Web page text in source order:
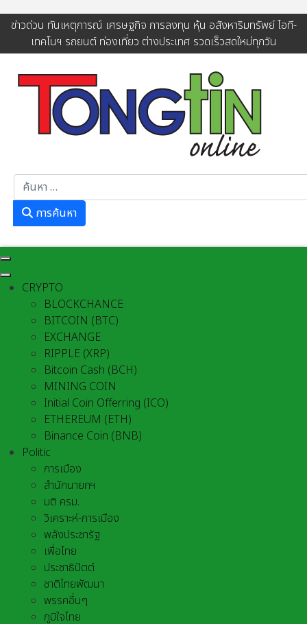
ข่าวด่วน ทันเหตุการณ์ เศรษฐกิจ การลงทุน หุ้น อสังหาริมทรัพย์ ไอที-
เทคโนฯ รถยนต์ ท่องเที่ยว ต่างประเทศ รวดเร็วสดใหม่ทุกวัน
การค้นหา
CRYPTO
BLOCKCHANCE
BITCOIN (BTC)
EXCHANGE
RIPPLE (XRP)
Bitcoin Cash (BCH)
MINING COIN
Initial Coin Offerring (ICO)
ETHEREUM (ETH)
Binance Coin (BNB)
Politic
การเมือง
สำนักนายกฯ
มติ ครม.
วิเคราะห์-การเมือง
พลังประชารัฐ
เพื่อไทย
ประชาธิปัตต์
ชาติไทยพัฒนา
พรรคอื่นๆ
ภูมิใจไทย